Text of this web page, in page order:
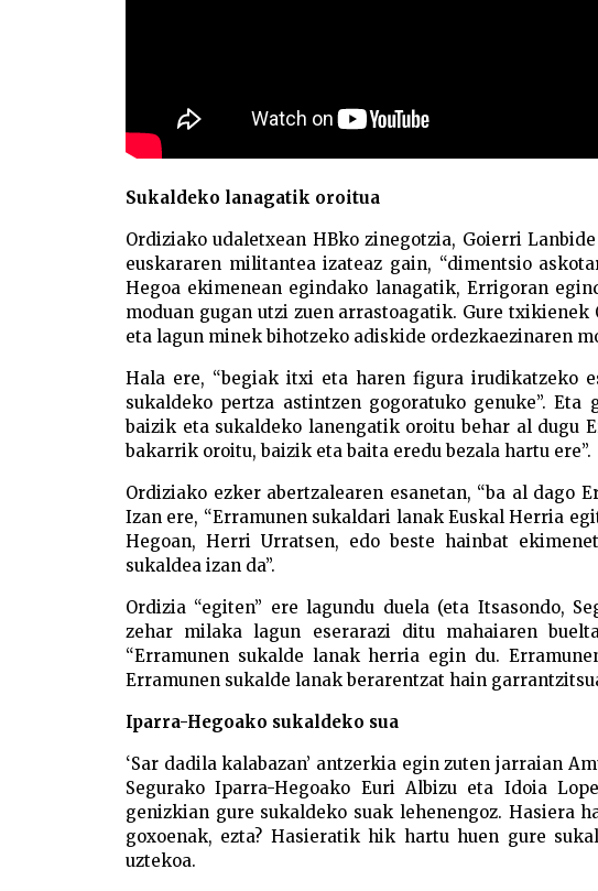
Sukaldeko lanagatik oroitua
Ordiziako udaletxean HBko zinegotzia, Goierri
euskararen militantea izateaz gain, “dimentsio
Hegoa ekimenean egindako lanagatik, Errigoran
moduan gugan utzi zuen arrastoagatik. Gure
eta lagun minek bihotzeko adiskide ordezkaezinaren
Hala ere, “begiak itxi eta haren figura irudikatzeko
sukaldeko pertza astintzen gogoratuko genuke”.
baizik eta sukaldeko lanengatik oroitu behar al dugu
bakarrik oroitu, baizik eta baita eredu bezala hartu ere”.
Ordiziako ezker abertzalearen esanetan, “ba al dago
Izan ere, “Erramunen sukaldari lanak Euskal Herria
Hegoan, Herri Urratsen, edo beste hainbat
sukaldea izan da”.
Ordizia “egiten” ere lagundu duela (eta Itsasondo,
zehar milaka lagun eserarazi ditu mahaiaren
“Erramunen sukalde lanak herria egin du.
Erramunen sukalde lanak berarentzat hain
Iparra-Hegoako sukaldeko sua
‘Sar dadila kalabazan’ antzerkia egin zuten jarraian
Segurako Iparra-Hegoako Euri Albizu eta Idoia
genizkian gure sukaldeko suak lehenengoz. Hasiera
goxoenak, ezta? Hasieratik hik hartu huen gure
uztekoa.